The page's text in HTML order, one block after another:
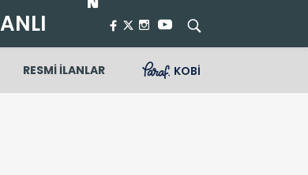
RESMİ İLANLAR KOBİ